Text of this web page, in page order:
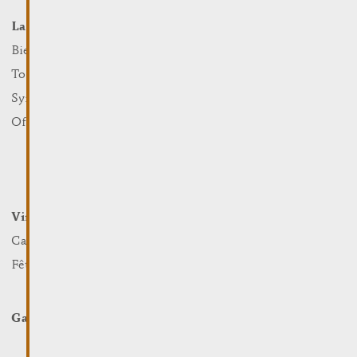
La Ville
Bienvenue
Tourist Info
Syndicat d’Initiative
Office Régional du Tourisme
Vin et Terroir
Caves et Viticulteurs
Fêtes viticoles
Galerie